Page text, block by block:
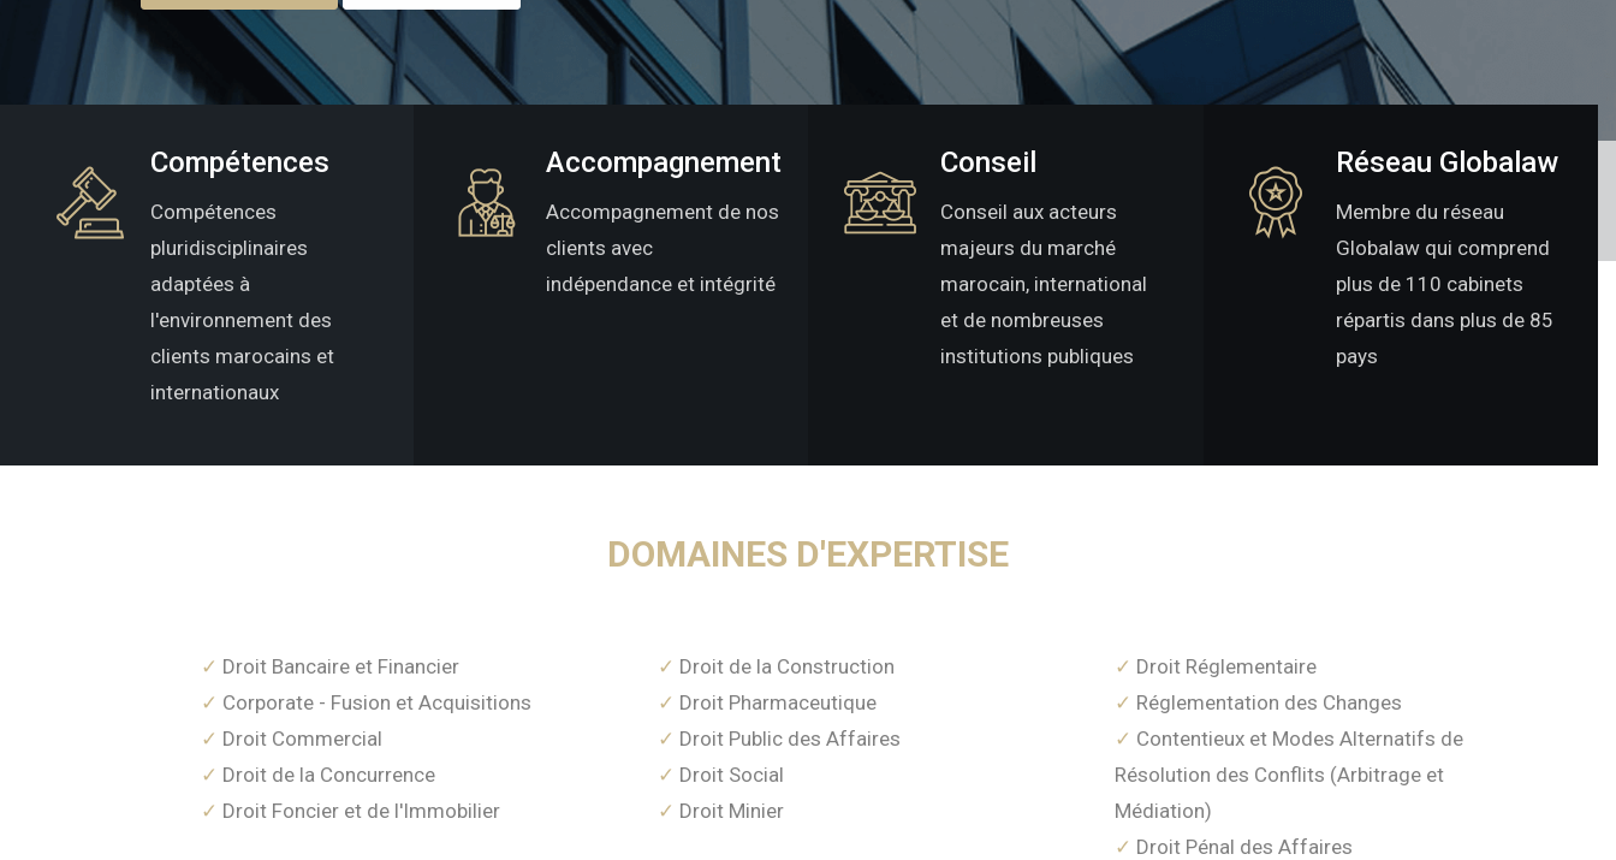
Compétences
Compétences
pluridisciplinaires
adaptées à
l'environnement des
clients marocains et
internationaux
Accompagnement
Accompagnement de nos
clients avec
indépendance et intégrité
Conseil
Conseil aux acteurs
majeurs du marché
marocain, international
et de nombreuses
institutions publiques
Réseau Globalaw
Membre du réseau
Globalaw qui comprend
plus de 110 cabinets
répartis dans plus de 85
pays
DOMAINES D'EXPERTISE
Droit Bancaire et Financier
Corporate - Fusion et Acquisitions
Droit Commercial
Droit de la Concurrence
Droit Foncier et de l'Immobilier
Droit de la Construction
Droit Pharmaceutique
Droit Public des Affaires
Droit Social
Droit Minier
Droit Réglementaire
Réglementation des Changes
Contentieux et Modes Alternatifs de
Résolution des Conflits (Arbitrage et
Médiation)
Droit Pénal des Affaires